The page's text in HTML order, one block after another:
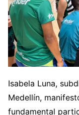
Isabela Luna,
Medellín,
fundamental